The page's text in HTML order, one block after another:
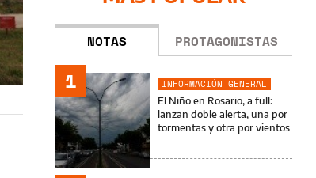
NOTAS PROTAGONISTAS
1
INFORMACIÓN GENERAL
El Niño en Rosario, a full:
lanzan doble alerta, una por
tormentas y otra por vientos